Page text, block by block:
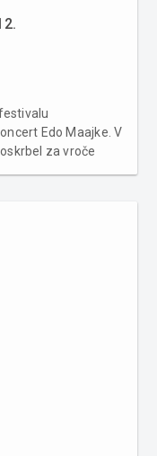
Edo Maajke. V
za vroče